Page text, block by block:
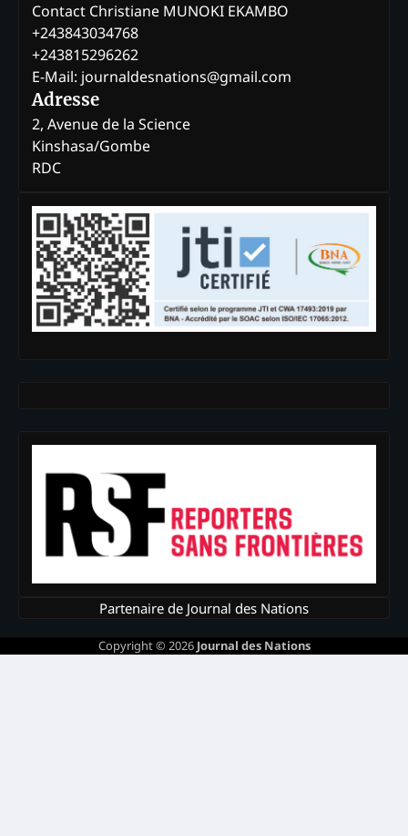
Contact Christiane MUNOKI EKAMBO
+243843034768
+243815296262
E-Mail: journaldesnations@gmail.com
Adresse
2, Avenue de la Science
Kinshasa/Gombe
RDC
Partenaire de Journal des Nations
Copyright © 2026 Journal des Nations